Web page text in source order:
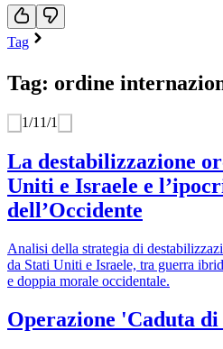
Tag
Tag: ordine
1/1 1/1
La destabilizzazione
Uniti e Israele e
dell’Occidente
Analisi della strategia di
da Stati Uniti e Israele, tra guerra
e doppia morale occidentale.
Operazione 'Caduta di